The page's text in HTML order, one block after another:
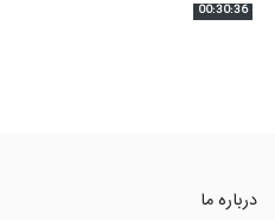
00:30:36
درباره ما